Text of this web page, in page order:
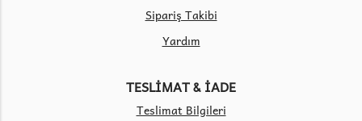
Sipariş Takibi
Yardım
TESLİMAT & İADE
Teslimat Bilgileri